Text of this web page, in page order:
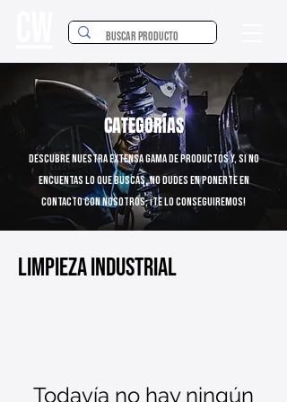
CATEGORÍAS
Descubre nuestra extensa gama de productos y, si no
encuentas lo que buscas, no dudes en ponerte en
contacto con nosotros; ¡Te lo conseguiremos!
Limpieza Industrial
Todavía no hay ningún